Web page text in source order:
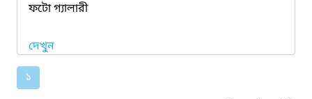
ফটো গ্যালারী
দেখুন
১